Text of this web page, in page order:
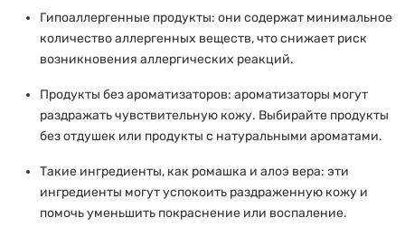
Гипоаллергенные продукты: они содержат минимальное
количество аллергенных веществ, что снижает риск
возникновения аллергических реакций.
Продукты без ароматизаторов: ароматизаторы могут
раздражать чувствительную кожу. Выбирайте продукты
без отдушек или продукты с натуральными ароматами.
Такие ингредиенты, как ромашка и алоэ вера: эти
ингредиенты могут успокоить раздраженную кожу и
помочь уменьшить покраснение или воспаление.